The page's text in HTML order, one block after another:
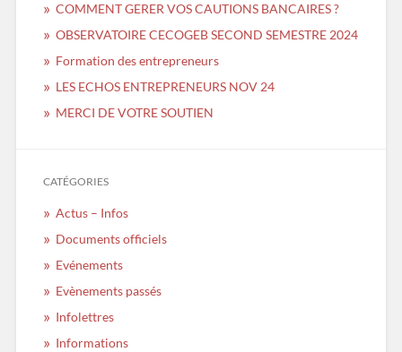
COMMENT GERER VOS CAUTIONS BANCAIRES ?
OBSERVATOIRE CECOGEB SECOND SEMESTRE 2024
Formation des entrepreneurs
LES ECHOS ENTREPRENEURS NOV 24
MERCI DE VOTRE SOUTIEN
CATÉGORIES
Actus – Infos
Documents officiels
Evénements
Evènements passés
Infolettres
Informations